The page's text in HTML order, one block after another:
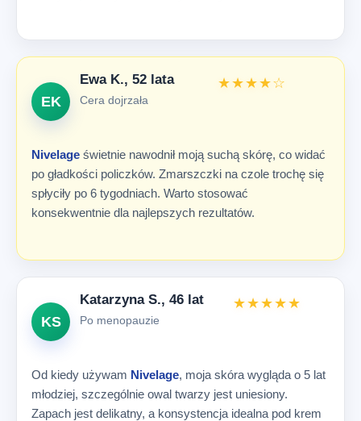
EK
Ewa K., 52 lata
Cera dojrzała
★★★★☆
Nivelage świetnie nawodnił moją suchą skórę, co widać
po gładkości policzków. Zmarszczki na czole trochę się
spłyciły po 6 tygodniach. Warto stosować
konsekwentnie dla najlepszych rezultatów.
KS
Katarzyna S., 46 lat
Po menopauzie
★★★★★
Od kiedy używam Nivelage, moja skóra wygląda o 5 lat
młodziej, szczególnie owal twarzy jest uniesiony.
Zapach jest delikatny, a konsystencja idealna pod krem